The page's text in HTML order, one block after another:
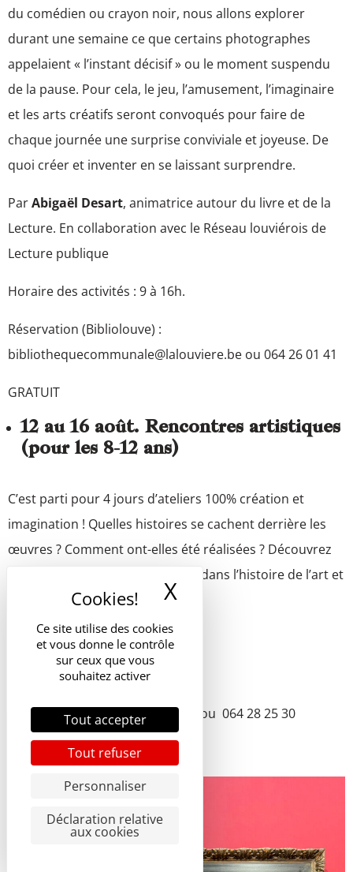
Ce site utilise des cookies
et vous donne le contrôle
sur ceux que vous
souhaitez activer
Tout accepter
Tout refuser
Personnaliser
Déclaration relative
aux cookies
X
du comédien ou crayon noir, nous allons explorer
durant une semaine ce que certains photographes
appelaient « l’instant décisif » ou le moment suspendu
de la pause. Pour cela, le jeu, l’amusement, l’imaginaire
et les arts créatifs seront convoqués pour faire de
chaque journée une surprise conviviale et joyeuse. De
quoi créer et inventer en se laissant surprendre.
ParAbigaël Desart, animatrice autour du livre et de la
Lecture. En collaboration avec le Réseau louviérois de
Lecture publique
Horaire des activités : 9 à 16h.
Réservation (Bibliolouve) :
bibliothequecommunale@lalouviere.be ou 064 26 01 41
GRATUIT
12 au 16 août. Rencontres artistiques
(pour les 8-12 ans)
C’est parti pour 4 jours d’ateliers 100% création et
imagination ! Quelles histoires se cachent derrière les
œuvres ? Comment ont-elles été réalisées ? Découvrez
quelques notions sur le portrait dans l’histoire de l’art et
à vous de jouer, jeunes artistes !
Boris Vanmeenen.
Horaire des activités : 9 à 16h.
Réservation : mill@lalouviere.be ou 064 28 25 30
Tarif : 60 € (4 jours, 15 août férié)